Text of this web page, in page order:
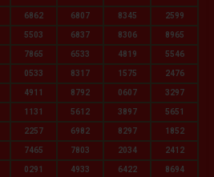
6862 6807 8345 2599
5503 6837 8306 8965
7865 6533 4819 5546
0533 8317 1575 2476
4911 8792 0607 3297
1131 5612 3897 5651
2257 6982 8297 1852
7465 7803 2034 2412
0291 4933 6422 8694